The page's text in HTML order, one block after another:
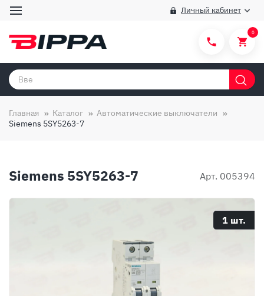
Личный кабинет
Категории товаров
Способы покупки
Вопросы и ответы
О компании
0
Главная Каталог
Автоматические выключатели
Siemens 5SY5263-7
Siemens 5SY5263-7 Арт. 005394
1 шт.